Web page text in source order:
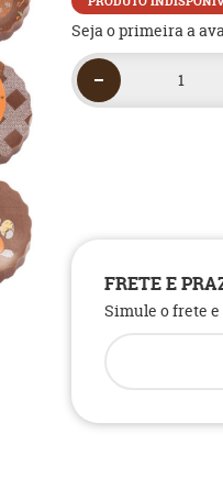
Seja o primeira a
FRETE E
Simule o frete